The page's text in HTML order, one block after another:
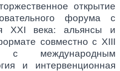
открытие
форума с
XXI века: альянсы и
совместно с XIII
с международным
и интервенционная